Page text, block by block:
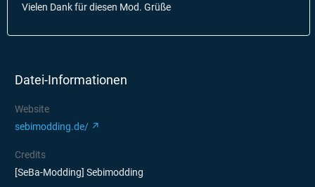
Vielen Dank für diesen Mod. Grüße
Datei-Informationen
Website
sebimodding.de/
Credits
[SeBa-Modding] Sebimodding